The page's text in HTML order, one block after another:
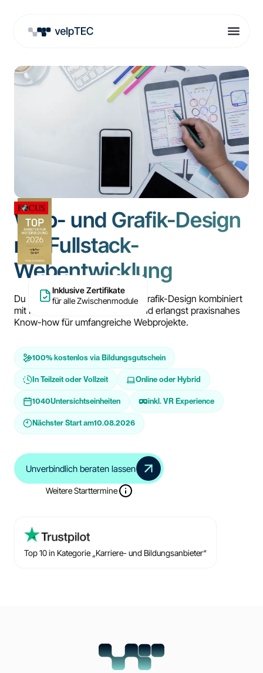
Inklusive Zertifikate
für alle Zwischenmodule
Web- und Grafik-Design
mit Fullstack-
Webentwicklung
Du lernst modernes Web- und Grafik-Design kombiniert
mit Fullstack-Webentwicklung und erlangst praxisnahes
Know-how für umfangreiche Webprojekte.
100% kostenlos via Bildungsgutschein
In Teilzeit oder Vollzeit Online oder Hybrid
1040Untersichtseinheiten inkl. VR Experience
Nächster Start am10.08.2026
Unverbindlich beraten lassen
Weitere Starttermine
Top 10 in Kategorie „Karriere- und Bildungsanbieter“